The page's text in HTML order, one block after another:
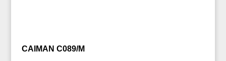
CAIMAN C089/M